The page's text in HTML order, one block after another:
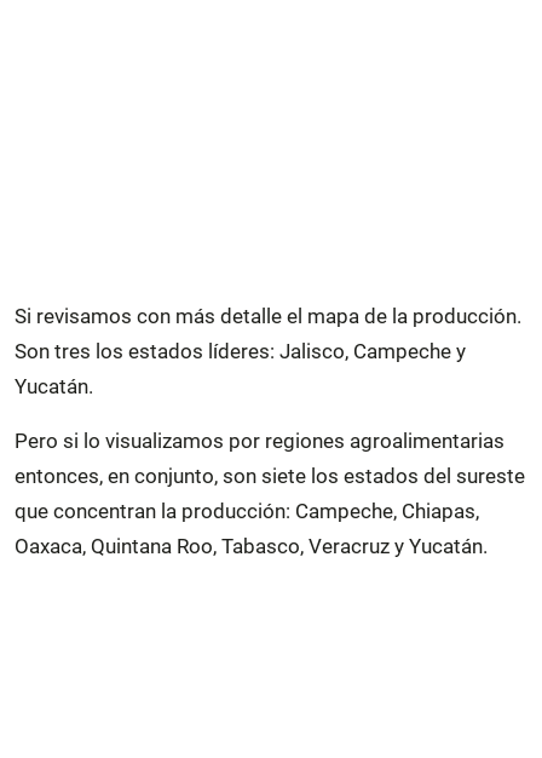
Si revisamos con más detalle el mapa de la producción.
Son tres los estados líderes: Jalisco, Campeche y
Yucatán.
Pero si lo visualizamos por regiones agroalimentarias
entonces, en conjunto, son siete los estados del sureste
que concentran la producción: Campeche, Chiapas,
Oaxaca, Quintana Roo, Tabasco, Veracruz y Yucatán.